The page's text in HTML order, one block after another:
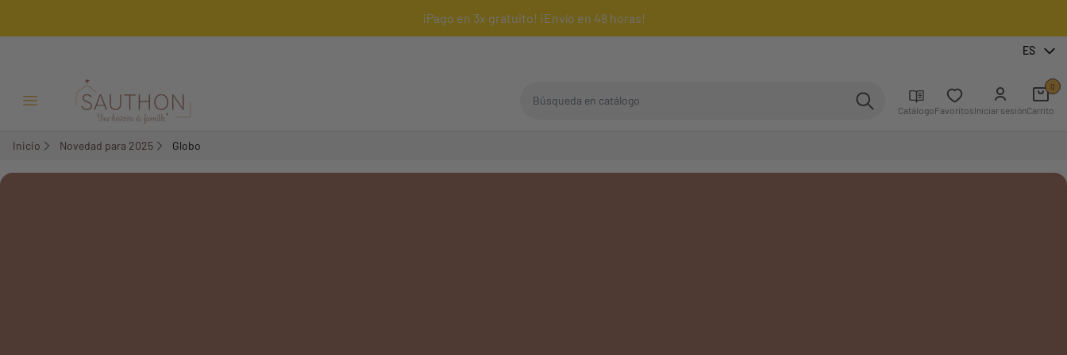
¡Pago en 3x gratuito! ¡Envío en 48 horas!
ES
Menú Abrir/Cerrar CatálogoFavoritosIniciar sesiónCarrito
0
Inicio Novedad para 2025 Globo